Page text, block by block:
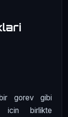
gorev gibi
icin birlikte